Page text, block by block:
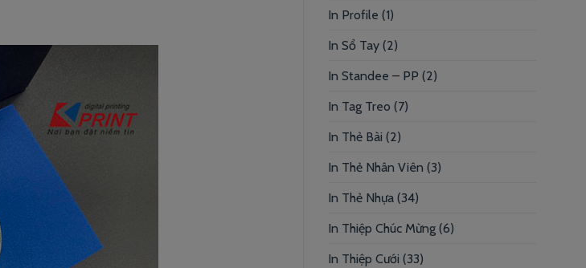
In Profile (1)
In Sổ Tay (2)
In Standee – PP (2)
In Tag Treo (7)
In Thẻ Bài (2)
In Thẻ Nhân Viên (3)
In Thẻ Nhựa (34)
In Thiệp Chúc Mừng (6)
In Thiệp Cưới (33)